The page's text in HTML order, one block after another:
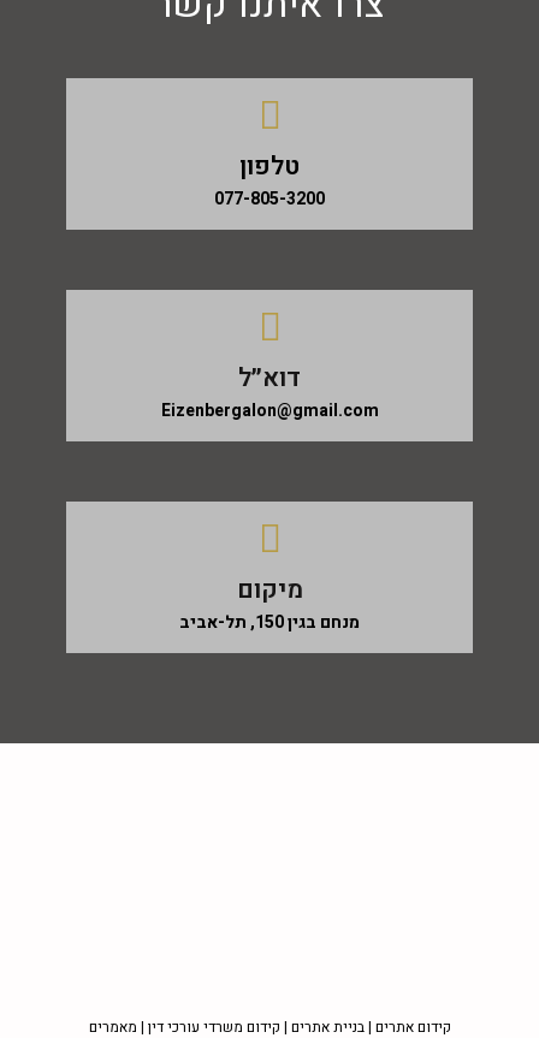
טלפון
077-805-3200
דוא״ל
Eizenbergalon@gmail.com
מיקום
מנחם בגין 150, תל-אביב
קידום אתרים |בניית אתרים | קידום משרדי עורכי דין | מאמרים